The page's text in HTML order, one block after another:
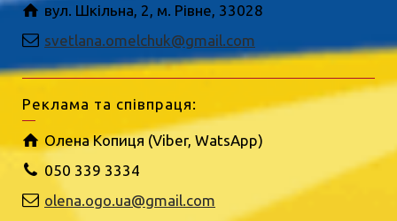
вул. Шкільна, 2, м. Рівне, 33028
svetlana.omelchuk@gmail.com
Реклама та співпраця:
Олена Копиця (Viber, WatsApp)
050 339 3334
olena.ogo.ua@gmail.com